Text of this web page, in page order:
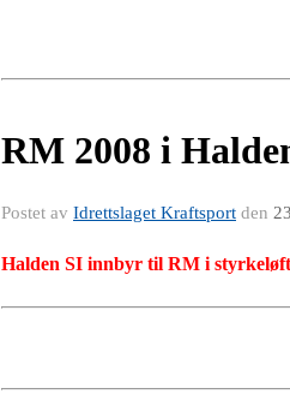
RM 2008 i
Postet av Idrettslaget Kraftsport den
Halden SI innbyr til RM i styrkeløft